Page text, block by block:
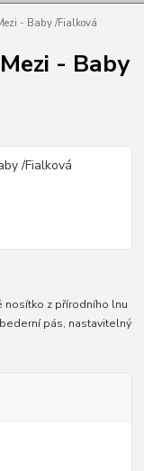
- Baby /Fialková
- Baby
nosítko z přírodního lnu
pás, nastavitelný